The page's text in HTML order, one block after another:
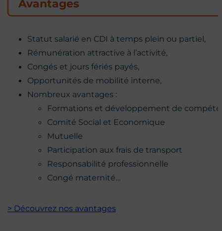
Avantages
Statut salarié en CDI à temps plein ou partiel,
Rémunération attractive à l’activité,
Congés et jours fériés payés,
Opportunités de mobilité interne,
Nombreux avantages :
Formations et développement de
Comité Social et Economique
Mutuelle
Participation aux frais de transport
Responsabilité professionnelle
Congé maternité…
> Découvrez nos avantages